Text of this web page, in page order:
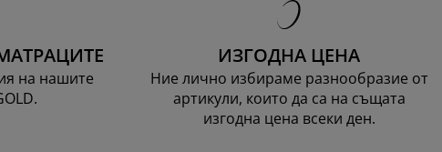
на нашите
ИЗГОДНА ЦЕНА
Ние лично избираме разнообразие от
артикули, които да са на същата
изгодна цена всеки ден.